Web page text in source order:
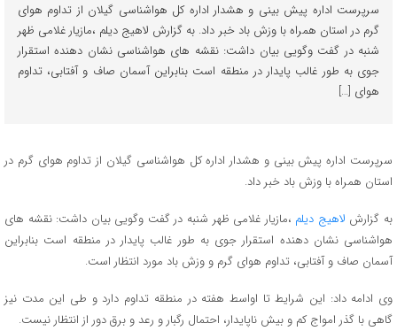
سرپرست اداره پیش بینی و هشدار اداره کل هواشناسی گیلان از تداوم هوای
گرم در استان همراه با وزش باد خبر داد. به گزارش لاهیج دیلم ،مازیار غلامی ظهر
شنبه در گفت وگویی بیان داشت: نقشه های هواشناسی نشان دهنده استقرار
جوی به طور غالب پایدار در منطقه است بنابراین آسمان صاف و آفتابی، تداوم
هوای […]
سرپرست اداره پیش بینی و هشدار اداره کل هواشناسی گیلان از تداوم هوای گرم در
استان همراه با وزش باد خبر داد.
به گزارش لاهیج دیلم ،مازیار غلامی ظهر شنبه در گفت وگویی بیان داشت: نقشه های
هواشناسی نشان دهنده استقرار جوی به طور غالب پایدار در منطقه است بنابراین
آسمان صاف و آفتابی، تداوم هوای گرم و وزش باد مورد انتظار است.
وی ادامه داد: این شرایط تا اواسط هفته در منطقه تداوم دارد و طی این مدت نیز
گاهی با گذر امواج کم و بیش ناپایدار، احتمال رگبار و رعد و برق دور از انتظار نیست.